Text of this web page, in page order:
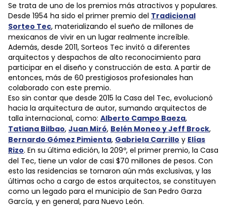
Se trata de uno de los premios más atractivos y populares.
Desde 1954 ha sido el primer premio del Tradicional
Sorteo Tec, materializando el sueño de millones de
mexicanos de vivir en un lugar realmente increíble.
Además, desde 2011, Sorteos Tec invitó a diferentes
arquitectos y despachos de alto reconocimiento para
participar en el diseño y construcción de esta. A partir de
entonces, más de 60 prestigiosos profesionales han
colaborado con este premio.
Eso sin contar que desde 2015 la Casa del Tec, evolucionó
hacia la arquitectura de autor, sumando arquitectos de
talla internacional, como: Alberto Campo Baeza,
Tatiana Bilbao, Juan Miró, Belén Moneo y Jeff Brock,
Bernardo Gómez Pimienta, Gabriela Carrillo y Elías
Rizo. En su última edición, la 209º, el primer premio, la Casa
del Tec, tiene un valor de casi $70 millones de pesos. Con
esto las residencias se tornaron aún más exclusivas, y las
últimas ocho a cargo de estos arquitectos, se constituyen
como un legado para el municipio de San Pedro Garza
García, y en general, para Nuevo León.